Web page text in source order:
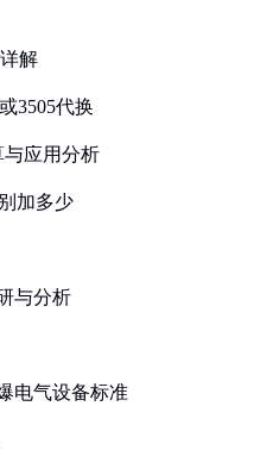
解
3505代换
与应用分析
加多少
与分析
电气设备标准